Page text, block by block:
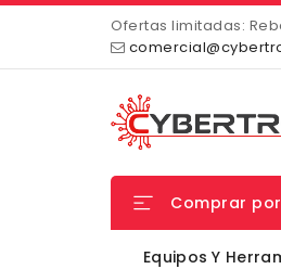
Ofertas limitadas:
Comprar por
Equipos Y